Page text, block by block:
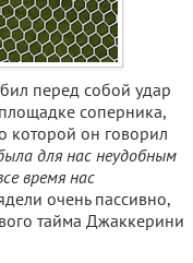
перед собой удар
соперника,
которой он говорил
для нас неудобным
время нас
очень пассивно,
тайма Джаккерини